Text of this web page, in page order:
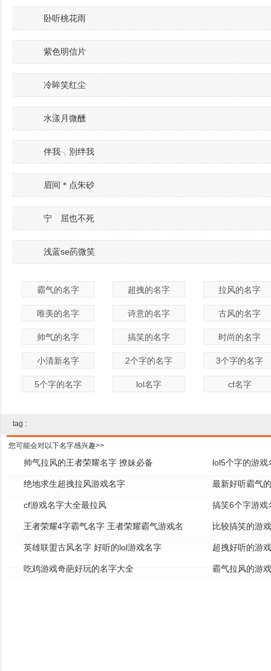
卧听桃花雨
紫色明信片
冷眸笑红尘
水漾月微醺
伴我╮別绊我
眉间＊点朱砂
宁ゝ屈也不死
浅蓝se菂微笑
霸气的名字 超拽的名字 拉风的名字
唯美的名字 诗意的名字 古风的名字
帅气的名字 搞笑的名字 时尚的名字
小清新名字 2个字的名字 3个字的名字
5个字的名字 lol名字 cf名字
tag :
您可能会对以下名字感兴趣>>
帅气拉风的王者荣耀名字 撩妹必备 lol5个字的游
全
绝地求生超拽拉风游戏名字 最新好听霸气
cf游戏名字大全最拉风 搞笑6个字游戏
王者荣耀4字霸气名字 王者荣耀霸气游戏名
字
比较搞笑的游
英雄联盟古风名字 好听的lol游戏名字 超拽好听的游
吃鸡游戏奇葩好玩的名字大全 霸气拉风的游